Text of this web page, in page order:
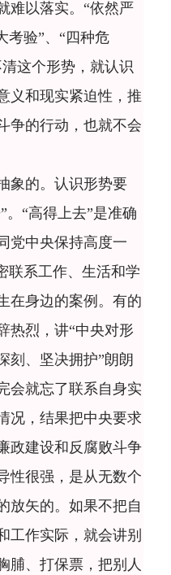
以落实。“依然严
考验”、“四种危
这个形势，就认识
义和现实紧迫性，推
争的行动，也就不会
的。认识形势要
。“高得上去”是准确
党中央保持高度一
联系工作、生活和学
在身边的案例。有的
热烈，讲“中央对形
刻、坚决拥护”朗朗
会就忘了联系自身实
况，结果把中央要求
政建设和反腐败斗争
性很强，是从无数个
放矢的。如果不把自
工作实际，就会讲别
脯、打保票，把别人